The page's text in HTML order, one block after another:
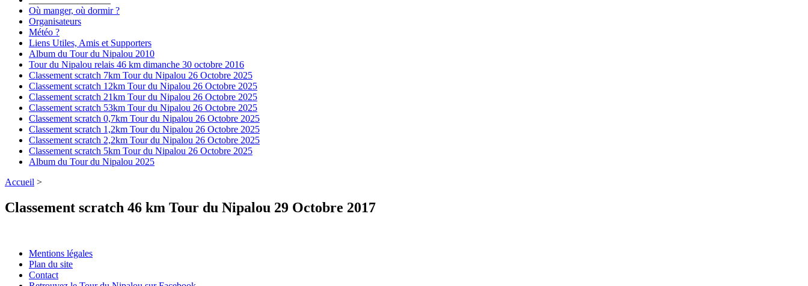
Où manger, où dormir ?
Organisateurs
Météo ?
Liens Utiles, Amis et Supporters
Album du Tour du Nipalou 2010
Tour du Nipalou relais 46 km dimanche 30 octobre 2016
Classement scratch 7km Tour du Nipalou 26 Octobre 2025
Classement scratch 12km Tour du Nipalou 26 Octobre 2025
Classement scratch 21km Tour du Nipalou 26 Octobre 2025
Classement scratch 53km Tour du Nipalou 26 Octobre 2025
Classement scratch 0,7km Tour du Nipalou 26 Octobre 2025
Classement scratch 1,2km Tour du Nipalou 26 Octobre 2025
Classement scratch 2,2km Tour du Nipalou 26 Octobre 2025
Classement scratch 5km Tour du Nipalou 26 Octobre 2025
Album du Tour du Nipalou 2025
Accueil >
Classement scratch 46 km Tour du Nipalou 29 Octobre 2017
Mentions légales
Plan du site
Contact